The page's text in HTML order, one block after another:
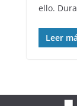
ello.
Leer